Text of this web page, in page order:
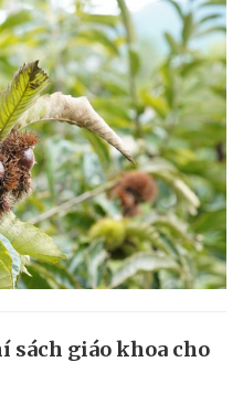
sách giáo khoa cho